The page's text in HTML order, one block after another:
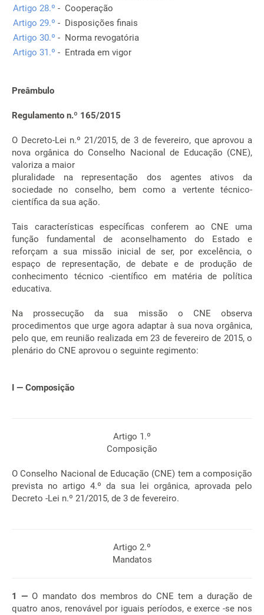
Artigo 28.º - Cooperação
Artigo 29.º - Disposições finais
Artigo 30.º - Norma revogatória
Artigo 31.º - Entrada em vigor
Preâmbulo
Regulamento n.º 165/2015
O Decreto-Lei n.º 21/2015, de 3 de fevereiro, que aprovou a
nova orgânica do Conselho Nacional de Educação (CNE),
valoriza a maior
pluralidade na representação dos agentes ativos da
sociedade no conselho, bem como a vertente técnico-
científica da sua ação.
Tais características específicas conferem ao CNE uma
função fundamental de aconselhamento do Estado e
reforçam a sua missão inicial de ser, por excelência, o
espaço de representação, de debate e de produção de
conhecimento técnico -científico em matéria de política
educativa.
Na prossecução da sua missão o CNE observa
procedimentos que urge agora adaptar à sua nova orgânica,
pelo que, em reunião realizada em 23 de fevereiro de 2015, o
plenário do CNE aprovou o seguinte regimento:
I — Composição
Artigo 1.º
Composição
O Conselho Nacional de Educação (CNE) tem a composição
prevista no artigo 4.º da sua lei orgânica, aprovada pelo
Decreto -Lei n.º 21/2015, de 3 de fevereiro.
Artigo 2.º
Mandatos
1 — O mandato dos membros do CNE tem a duração de
quatro anos, renovável por iguais períodos, e exerce -se nos